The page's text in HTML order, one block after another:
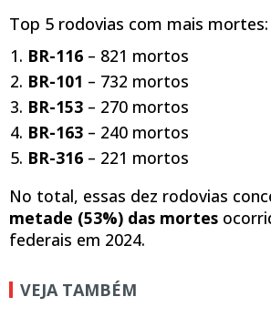
Top 5 rodovias com mais mortes:
BR-116 – 821 mortos
BR-101 – 732 mortos
BR-153 – 270 mortos
BR-163 – 240 mortos
BR-316 – 221 mortos
No total, essas dez rodovias
metade (53%) das mortes
federais em 2024.
VEJA TAMBÉM